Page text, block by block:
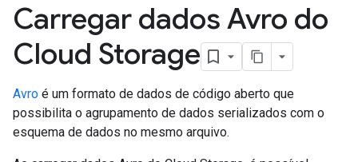
Carregar dados Avro do
Cloud Storage
Avro é um formato de dados de código aberto que
possibilita o agrupamento de dados serializados com o
esquema de dados no mesmo arquivo.